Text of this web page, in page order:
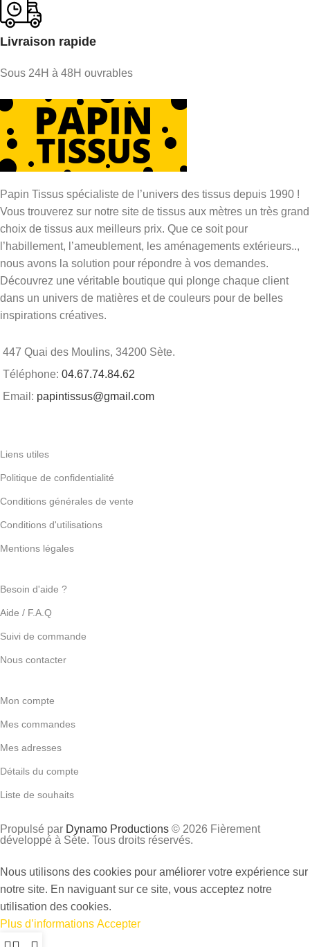
Livraison rapide
Sous 24H à 48H ouvrables
Papin Tissus spécialiste de l’univers des tissus depuis 1990 !
Vous trouverez sur notre site de tissus aux mètres un très grand
choix de tissus aux meilleurs prix. Que ce soit pour
l’habillement, l’ameublement, les aménagements extérieurs..,
nous avons la solution pour répondre à vos demandes.
Découvrez une véritable boutique qui plonge chaque client
dans un univers de matières et de couleurs pour de belles
inspirations créatives.
447 Quai des Moulins, 34200 Sète.
Téléphone: 04.67.74.84.62
Email: papintissus@gmail.com
Liens utiles
Politique de confidentialité
Conditions générales de vente
Conditions d'utilisations
Mentions légales
Besoin d'aide ?
Aide / F.A.Q
Suivi de commande
Nous contacter
Mon compte
Mes commandes
Mes adresses
Détails du compte
Liste de souhaits
Propulsé par Dynamo Productions © 2026 Fièrement
développé à Sète. Tous droits réservés.
Nous utilisons des cookies pour améliorer votre expérience sur
notre site. En naviguant sur ce site, vous acceptez notre
utilisation des cookies.
Plus d’informations Accepter